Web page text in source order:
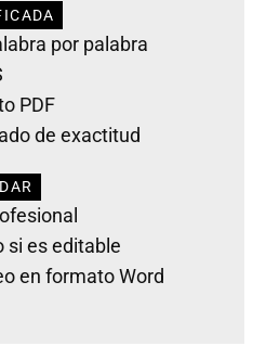
por palabra
PDF
de exactitud
si es editable
en formato Word